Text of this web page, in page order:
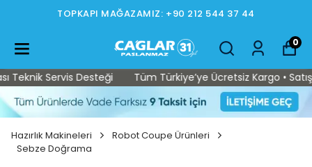
TOPKAPI MAĞAZAMIZ: +90 212 544 37 44
0
Servis Desteği Tüm Türkiye’ye Ücretsiz Kargo • Satış
Hazırlık Makineleri
Robot Coupe Ürünleri
Sebze Doğrama